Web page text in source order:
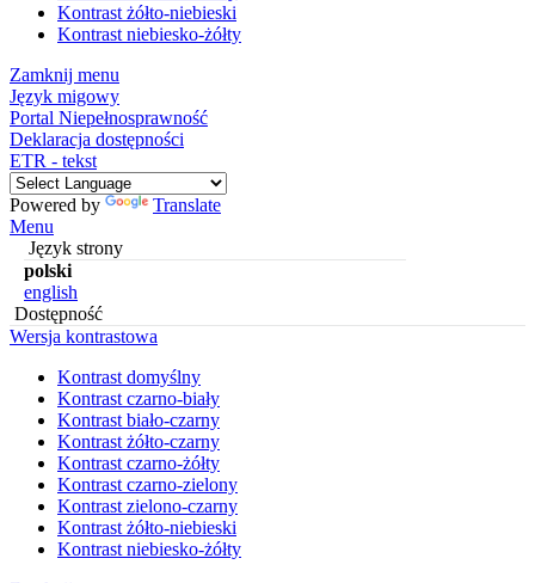
Kontrast żółto-niebieski
Kontrast niebiesko-żółty
Zamknij menu
Język migowy
Portal Niepełnosprawność
Deklaracja dostępności
ETR - tekst
Powered by
Translate
Menu
Język strony
polski
english
Dostępność
Wersja kontrastowa
Kontrast domyślny
Kontrast czarno-biały
Kontrast biało-czarny
Kontrast żółto-czarny
Kontrast czarno-żółty
Kontrast czarno-zielony
Kontrast zielono-czarny
Kontrast żółto-niebieski
Kontrast niebiesko-żółty